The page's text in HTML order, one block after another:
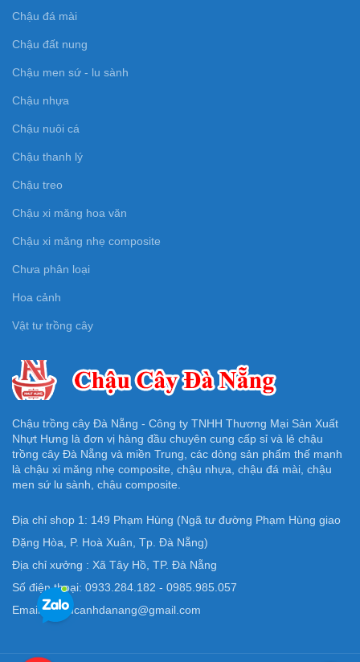
Chậu đá mài
Chậu đất nung
Chậu men sứ - lu sành
Chậu nhựa
Chậu nuôi cá
Chậu thanh lý
Chậu treo
Chậu xi măng hoa văn
Chậu xi măng nhẹ composite
Chưa phân loại
Hoa cảnh
Vật tư trồng cây
Chậu trồng cây Đà Nẵng - Công ty TNHH Thương Mại Sản Xuất
Nhựt Hưng là đơn vị hàng đầu chuyên cung cấp sỉ và lẻ chậu
trồng cây Đà Nẵng và miền Trung, các dòng sản phẩm thế mạnh
là chậu xi măng nhẹ composite, chậu nhựa, chậu đá mài, chậu
men sứ lu sành, chậu composite.
Địa chỉ shop 1: 149 Phạm Hùng (Ngã tư đường Phạm Hùng giao
Đặng Hòa, P. Hoà Xuân, Tp. Đà Nẵng)
Địa chỉ xưởng : Xã Tây Hồ, TP. Đà Nẵng
Số điện thoại: 0933.284.182 - 0985.985.057
Email: Chaucanhdanang@gmail.com